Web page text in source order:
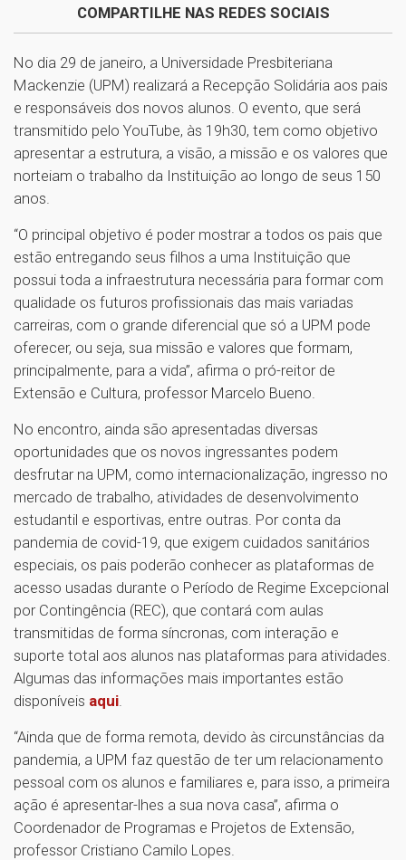
COMPARTILHE NAS REDES SOCIAIS
No dia 29 de janeiro, a Universidade Presbiteriana
Mackenzie (UPM) realizará a Recepção Solidária aos pais
e responsáveis dos novos alunos. O evento, que será
transmitido pelo YouTube, às 19h30, tem como objetivo
apresentar a estrutura, a visão, a missão e os valores que
norteiam o trabalho da Instituição ao longo de seus 150
anos.
“O principal objetivo é poder mostrar a todos os pais que
estão entregando seus filhos a uma Instituição que
possui toda a infraestrutura necessária para formar com
qualidade os futuros profissionais das mais variadas
carreiras, com o grande diferencial que só a UPM pode
oferecer, ou seja, sua missão e valores que formam,
principalmente, para a vida”, afirma o pró-reitor de
Extensão e Cultura, professor Marcelo Bueno.
No encontro, ainda são apresentadas diversas
oportunidades que os novos ingressantes podem
desfrutar na UPM, como internacionalização, ingresso no
mercado de trabalho, atividades de desenvolvimento
estudantil e esportivas, entre outras. Por conta da
pandemia de covid-19, que exigem cuidados sanitários
especiais, os pais poderão conhecer as plataformas de
acesso usadas durante o Período de Regime Excepcional
por Contingência (REC), que contará com aulas
transmitidas de forma síncronas, com interação e
suporte total aos alunos nas plataformas para atividades.
Algumas das informações mais importantes estão
disponíveis aqui
“Ainda que de forma remota, devido às circunstâncias da
pandemia, a UPM faz questão de ter um relacionamento
pessoal com os alunos e familiares e, para isso, a primeira
ação é apresentar-lhes a sua nova casa”, afirma o
Coordenador de Programas e Projetos de Extensão,
professor Cristiano Camilo Lopes.